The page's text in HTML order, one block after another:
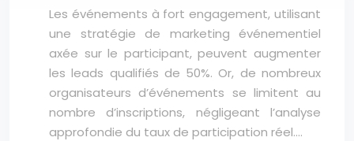
Les événements à fort engagement, utilisant
une stratégie de marketing événementiel
axée sur le participant, peuvent augmenter
les leads qualifiés de 50%. Or, de nombreux
organisateurs d’événements se limitent au
nombre d’inscriptions, négligeant l’analyse
approfondie du taux de participation réel….